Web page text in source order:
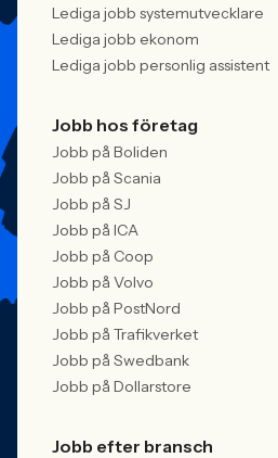
Lediga jobb systemutvecklare
Lediga jobb ekonom
Lediga jobb personlig assistent
Jobb hos företag
Jobb på Boliden
Jobb på Scania
Jobb på SJ
Jobb på ICA
Jobb på Coop
Jobb på Volvo
Jobb på PostNord
Jobb på Trafikverket
Jobb på Swedbank
Jobb på Dollarstore
Jobb efter bransch